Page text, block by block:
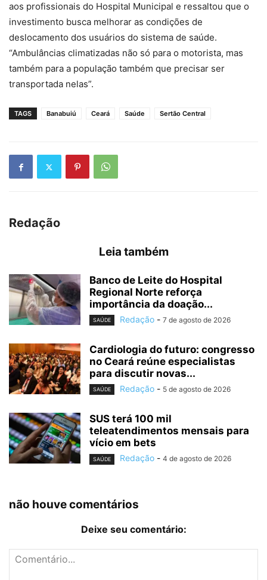
aos profissionais do Hospital Municipal e ressaltou que o
investimento busca melhorar as condições de
deslocamento dos usuários do sistema de saúde.
“Ambulâncias climatizadas não só para o motorista, mas
também para a população também que precisar ser
transportada nelas”.
TAGS Banabuiú Ceará Saúde Sertão Central
Redação
Leia também
Banco de Leite do Hospital
Regional Norte reforça
importância da doação...
SAÚDE Redação - 7 de agosto de 2026
Cardiologia do futuro: congresso
no Ceará reúne especialistas
para discutir novas...
SAÚDE Redação - 5 de agosto de 2026
SUS terá 100 mil
teleatendimentos mensais para
vício em bets
SAÚDE Redação - 4 de agosto de 2026
não houve comentários
Deixe seu comentário: